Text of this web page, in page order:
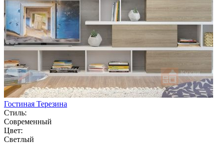
Гостиная Терезина
Стиль:
Современный
Цвет:
Светлый